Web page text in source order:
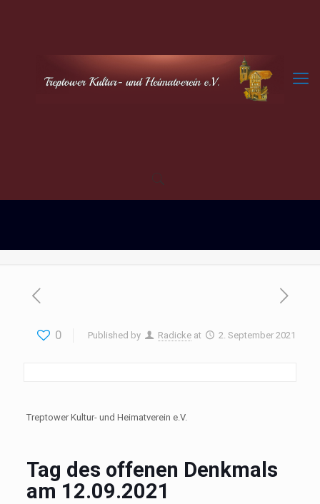
0 Published by Radicke at 2. September 2021
Treptower Kultur- und Heimatverein e.V.
Tag des offenen Denkmals
am 12.09.2021